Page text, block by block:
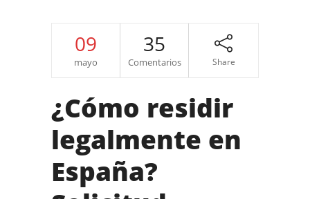
09
mayo
35
Comentarios Share
¿Cómo residir
legalmente en
España?